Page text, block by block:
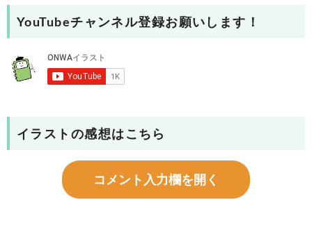
YouTubeチャンネル登録お願いします！
イラストの感想はこちら
コメント入力欄を開く